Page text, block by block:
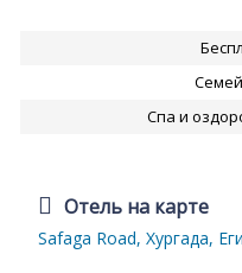
Спа и
Отель на карте
Safaga Road, Хургада,